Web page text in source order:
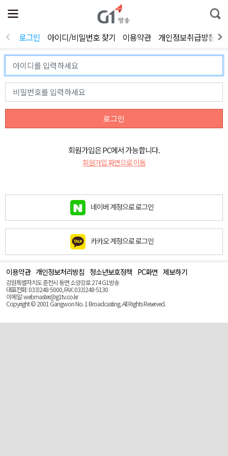
전
체
뉴
열
통
합
색
로그인 아이디/비밀번호 찾기 이용약관 개인정보취급방침
로그인
회원가입은 PC에서 가능합니다.
회원가입 화면으로 이동
네이버 계정으로 로그인
카카오 계정으로 로그인
이용약관 개인정보처리방침 청소년보호정책 PC화면 제보하기
강원특별자치도 춘천시 동면 소양강로 274 G1방송
대표전화: 033)248-5000, FAX: 033)248-5130
이메일: webmaster@g1tv.co.kr
Copyright © 2001 Gangwon No. 1 Broadcasting. All Rights Reserved.